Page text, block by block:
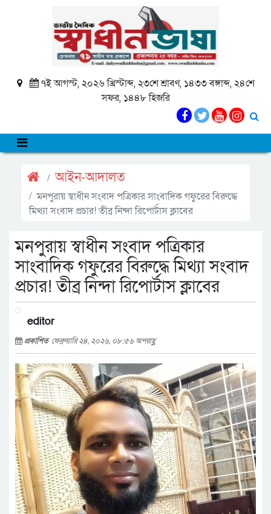
৭ই আগস্ট, ২০২৬ খ্রিস্টাব্দ, ২৩শে শ্রাবণ, ১৪৩৩ বঙ্গাব্দ, ২৪শে
সফর, ১৪৪৮ হিজরি
আইন-আদালত
মনপুরায় স্বাধীন সংবাদ পত্রিকার সাংবাদিক গফুরের বিরুদ্ধে
মিথ্যা সংবাদ প্রচার! তীব্র নিন্দা রিপোর্টাস ক্লাবের
মনপুরায় স্বাধীন সংবাদ পত্রিকার
সাংবাদিক গফুরের বিরুদ্ধে মিথ্যা সংবাদ
প্রচার! তীব্র নিন্দা রিপোর্টাস ক্লাবের
editor
প্রকাশিত ফেব্রুয়ারি ২৪, ২০২৬, ০৮:৫৬ অপরাহ্ণ